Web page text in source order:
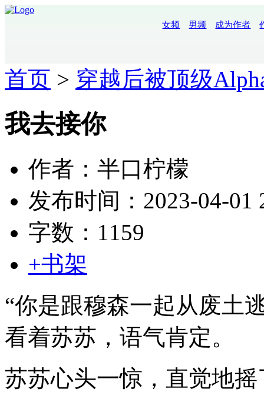
女频 男频 成为作者
首页 > 穿越后被顶级
我去接你
作者：半口柠檬
发布时间：2023-04-01
字数：1159
+书架
“你是跟穆森一起从废土
看着苏苏，语气肯定。
苏苏心头一惊，直觉地